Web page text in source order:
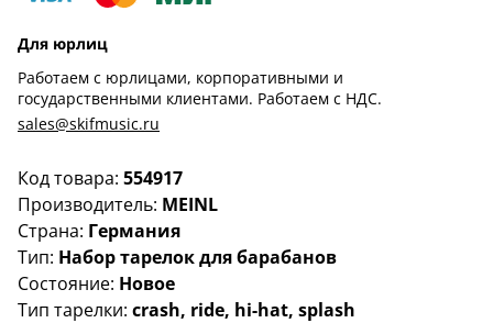
Код товара: 554917
Производитель: MEINL
Страна: Германия
Тип: Набор тарелок для барабанов
Состояние: Новое
Тип тарелки: crash, ride, hi-hat, splash
Для юрлиц
Работаем с юрлицами, корпоративными и
государственными клиентами. Работаем с НДС.
sales@skifmusic.ru